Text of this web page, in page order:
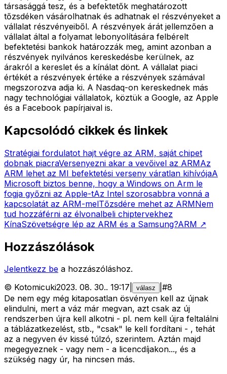
társasággá tesz, és a befektetők meghatározott
tőzsdéken vásárolhatnak és adhatnak el részvényeket a
vállalat részvényeiből. A részvények árát jellemzően a
vállalat által a folyamat lebonyolítására felbérelt
befektetési bankok határozzák meg, amint azonban a
részvények nyilvános kereskedésbe kerülnek, az
árakról a kereslet és a kínálat dönt. A vállalat piaci
értékét a részvények értéke a részvények számával
megszorozva adja ki. A Nasdaq-on kereskednek más
nagy technológiai vállalatok, köztük a Google, az Apple
és a Facebook papírjaival is.
Kapcsolódó cikkek és linkek
Stratégiai fordulatot hajt végre az ARM, saját chipet
dobnak piacraVersenyezni akar a vevőivel az ARMAz
ARM lehet az MI befektetési verseny váratlan kihívójaA
Microsoft biztos benne, hogy a Windows on Arm le
fogja győzni az Apple-tAz Intel szorosabbra vonná a
kapcsolatát az ARM-melTőzsdére mehet az ARMNem
tud hozzáférni az élvonalbeli chiptervekhez
KínaSzövetségre lép az ARM és a Samsung?ARM ↗
Hozzászólások
Jelentkezz be a hozzászóláshoz.
© Kotomicuki2023. 08. 30.. 19:17 válasz #8
De nem egy még kitaposatlan ösvényen kell az újnak
elindulni, mert a váz már megvan, azt csak az új
rendszerben újra kell alkotni - pl. nem kell újra feltalálni
a táblázatkezelést, stb., "csak" le kell fordítani - , tehát
az a negyven év kissé túlzó, szerintem. Aztán majd
megegyeznek - vagy nem - a licencdíjakon..., és a
szükség nagy úr, ha nincsen más.